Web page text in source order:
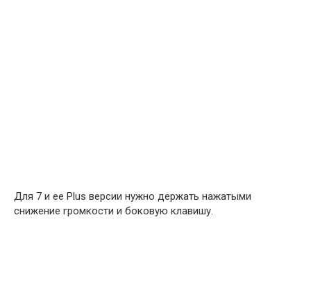
Для 7 и ее Plus версии нужно держать нажатыми
снижение громкости и боковую клавишу.